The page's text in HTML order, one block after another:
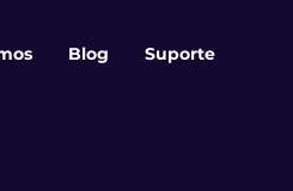
Blog Suporte